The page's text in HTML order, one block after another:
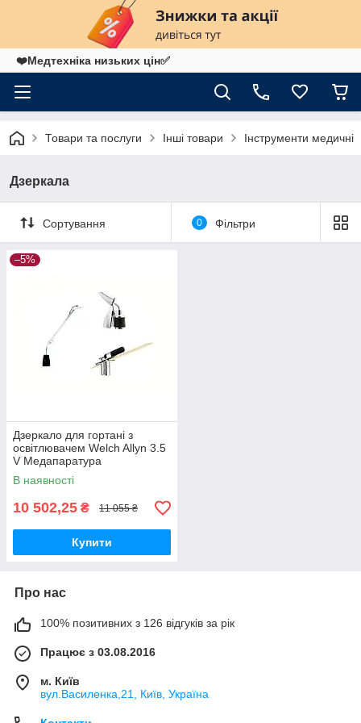
❤️Медтехніка низьких цін✅
Товари та послуги Інші товари Інструменти медичні
Дзеркала
Сортування 0 Фільтри
–5%
Дзеркало для гортані з
освітлювачем Welch Allyn 3.5
V Медапаратура
В наявності
10 502,25 ₴ 11 055 ₴
Купити
Про нас
100% позитивних з 126 відгуків за рік
Працює з 03.08.2016
м. Київ
вул.Василенка,21, Київ, Україна